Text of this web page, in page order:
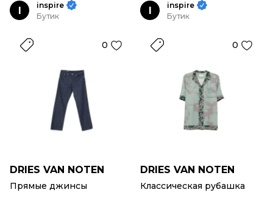
I
inspire
Бутик
0
DRIES VAN NOTEN
Прямые джинсы
I
inspire
Бутик
0
DRIES VAN NOTEN
Классическая рубашка